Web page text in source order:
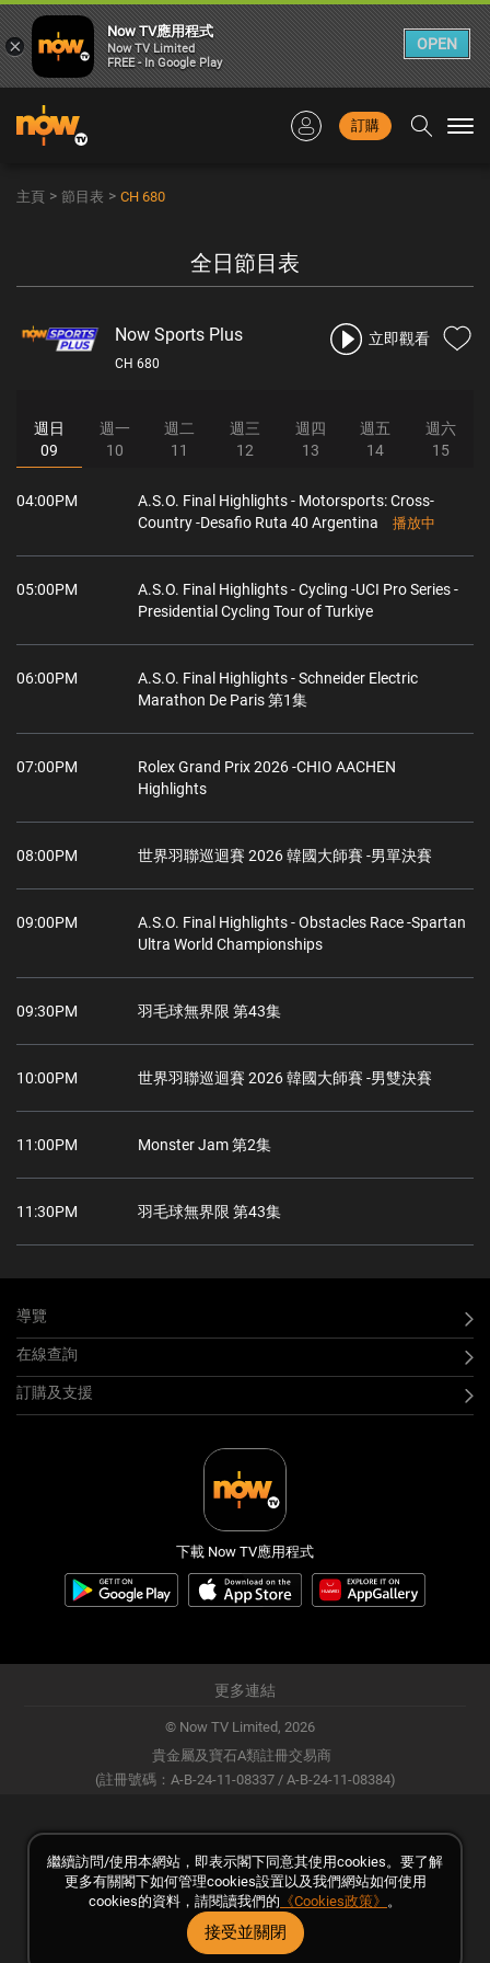
訂購
主頁 > 節目表 > CH 680
全日節目表
Now Sports Plus
CH 680
立即觀看
週日
09
週一
10
週二
11
週三
12
週四
13
週五
14
週六
15
04:00PM
A.S.O. Final Highlights - Motorsports: Cross-
Country -Desafio Ruta 40 Argentina
播放中
05:00PM
A.S.O. Final Highlights - Cycling -UCI Pro Series -
Presidential Cycling Tour of Turkiye
06:00PM
A.S.O. Final Highlights - Schneider Electric
Marathon De Paris 第1集
07:00PM
Rolex Grand Prix 2026 -CHIO AACHEN
Highlights
08:00PM 世界羽聯巡迴賽 2026 韓國大師賽 -男單決賽
09:00PM
A.S.O. Final Highlights - Obstacles Race -Spartan
Ultra World Championships
09:30PM 羽毛球無界限 第43集
10:00PM 世界羽聯巡迴賽 2026 韓國大師賽 -男雙決賽
11:00PM Monster Jam 第2集
11:30PM 羽毛球無界限 第43集
導覽
在線查詢
訂購及支援
下載 Now TV應用程式
更多連結
© Now TV Limited, 2026
貴金屬及寶石A類註冊交易商
(註冊號碼：A-B-24-11-08337 / A-B-24-11-08384)
繼續訪問/使用本網站，即表示閣下同意其使用cookies。要了解
更多有關閣下如何管理cookies設置以及我們網站如何使用
cookies的資料，請閱讀我們的 《Cookies政策》 。
接受並關閉
×
Now TV應用程式
Now TV Limited
FREE - In Google Play
OPEN